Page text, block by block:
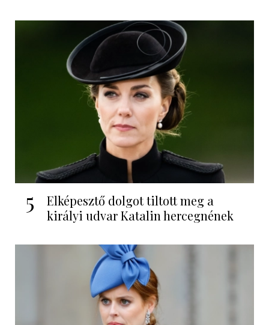
5
Elképesztő dolgot tiltott meg a
királyi udvar Katalin hercegnének